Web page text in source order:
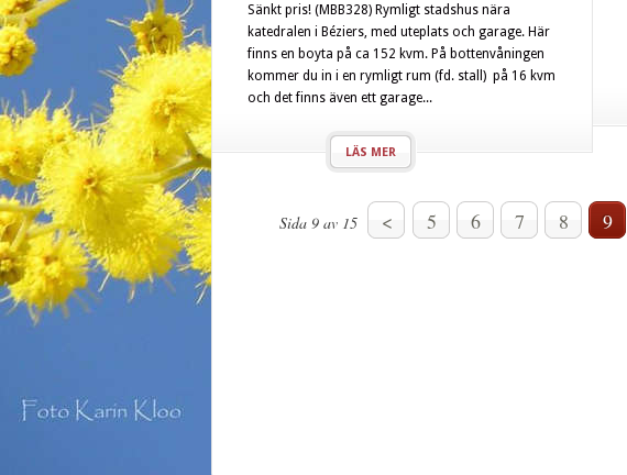
Sänkt pris! (MBB328) Rymligt stadshus nära
katedralen i Béziers, med uteplats och garage. Här
finns en boyta på ca 152 kvm. På bottenvåningen
kommer du in i en rymligt rum (fd. stall) på 16 kvm
och det finns även ett garage...
LÄS MER
Sida 9 av 15 < 5 6 7 8 9